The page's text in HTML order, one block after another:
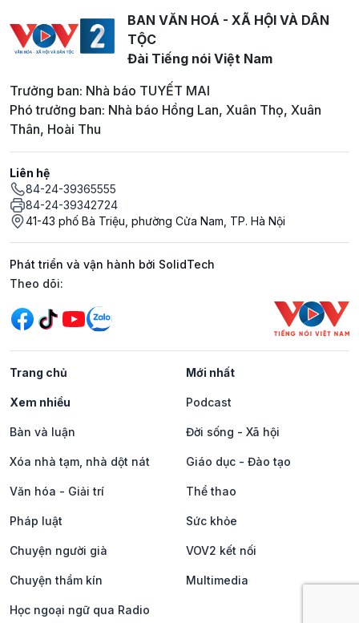
BAN VĂN HOÁ - XÃ HỘI VÀ DÂN
TỘC
Đài Tiếng nói Việt Nam
Trưởng ban: Nhà báo TUYẾT MAI
Phó trưởng ban: Nhà báo Hồng Lan, Xuân Thọ, Xuân
Thân, Hoài Thu
Liên hệ
84-24-39365555
84-24-39342724
41-43 phố Bà Triệu, phường Cửa Nam, TP. Hà Nội
Phát triển và vận hành bởi SolidTech
Mạng xã hội
Theo dõi:
Trang chủ Mới nhất
Xem nhiều Podcast
Bàn và luận Đời sống - Xã hội
Xóa nhà tạm, nhà dột nát Giáo dục - Đào tạo
Văn hóa - Giải trí Thể thao
Pháp luật Sức khỏe
Chuyện người già VOV2 kết nối
Chuyện thầm kín Multimedia
Học ngoại ngữ qua Radio